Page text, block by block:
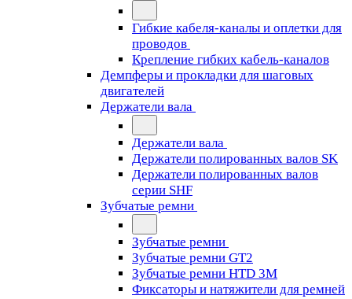
Гибкие кабеля-каналы и оплетки для
проводов
Крепление гибких кабель-каналов
Демпферы и прокладки для шаговых
двигателей
Держатели вала
Держатели вала
Держатели полированных валов SK
Держатели полированных валов
серии SHF
Зубчатые ремни
Зубчатые ремни
Зубчатые ремни GT2
Зубчатые ремни HTD 3M
Фиксаторы и натяжители для ремней